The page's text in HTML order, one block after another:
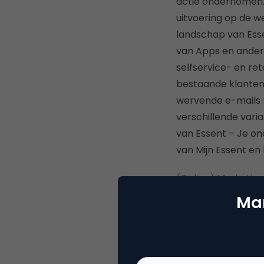
uitvoering op de
landschap van
van Apps en
selfservice- en
bestaande
wervende e-mails
verschillende
van Essent – Je
van Mijn Essent
(Online)
Organisatie Van
en omstreken.
hoogwaardige
Zuidplas en